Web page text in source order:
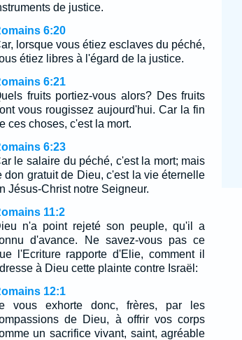
de justice.
6:20
lorsque vous étiez esclaves du péché,
étiez libres à l'égard de la justice.
6:21
fruits portiez-vous alors? Des fruits
vous rougissez aujourd'hui. Car la fin
ces choses, c'est la mort.
6:23
le salaire du péché, c'est la mort; mais
don gratuit de Dieu, c'est la vie éternelle
Jésus-Christ notre Seigneur.
11:2
n'a point rejeté son peuple, qu'il a
d'avance. Ne savez-vous pas ce
l'Ecriture rapporte d'Elie, comment il
à Dieu cette plainte contre Israël:
12:1
vous exhorte donc, frères, par les
de Dieu, à offrir vos corps
un sacrifice vivant, saint, agréable